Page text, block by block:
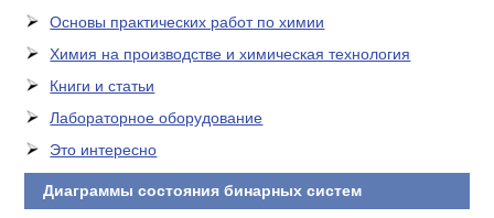
Основы практических работ по химии
Химия на производстве и химическая технология
Книги и статьи
Лабораторное оборудование
Это интересно
Диаграммы состояния бинарных систем